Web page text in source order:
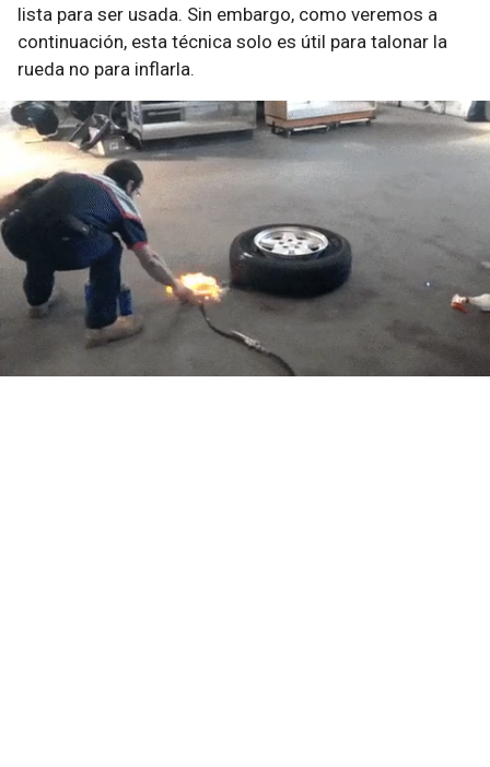
lista para ser usada. Sin embargo, como veremos a
continuación, esta técnica solo es útil para talonar la
rueda no para inflarla.